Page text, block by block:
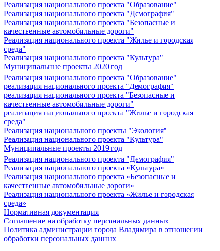
Реализация национального проекта "Образование"
Реализация национального проекта "Демография"
Реализация национального проекта "Безопасные и
качественные автомобильные дороги"
Реализация национального проекта "Жилье и городская
среда"
Реализация национального проекта "Культура"
Муниципальные проекты 2020 год
Реализация национального проекта "Образование"
реализация национального проекта "Демография"
реализация национального проекта "Безопасные и
качественные автомобильные дороги"
реализация национального проекта "Жилье и городская
среда"
Реализация национального проекты "Экология"
Реализация национального проекта "Культура"
Муниципальные проекты 2019 год
Реализация национального проекта "Демография"
Реализация национального проекта «Культура»
Реализация национального проекта «Безопасные и
качественные автомобильные дороги»
Реализация национального проекта «Жилье и городская
среда»
Нормативная документация
Соглашение на обработку персональных данных
Политика администрации города Владимира в отношении
обработки персональных данных